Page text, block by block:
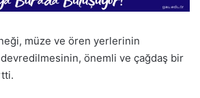
müze ve ören yerlerinin
önemli ve çağdaş bir